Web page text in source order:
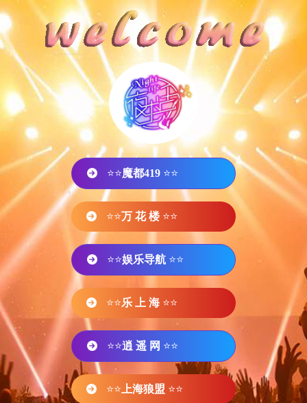
⭐⭐魔都419 ⭐⭐
⭐⭐万 花 楼 ⭐⭐
⭐⭐娱乐导航 ⭐⭐
⭐⭐乐 上 海 ⭐⭐
⭐⭐逍 遥 网 ⭐⭐
⭐⭐ 上海狼盟 ⭐⭐